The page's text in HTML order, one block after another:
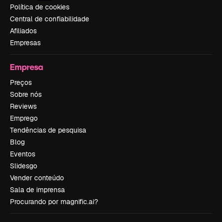
Política de cookies
Central de confiabilidade
Afiliados
Empresas
Empresa
Preços
Sobre nós
Reviews
Emprego
Tendências de pesquisa
Blog
Eventos
Slidesgo
Vender conteúdo
Sala de imprensa
Procurando por magnific.ai?